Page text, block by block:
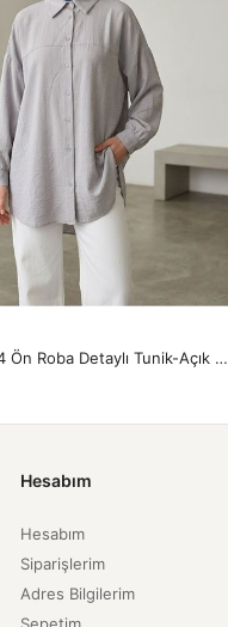
TUN05897-84 Ön Roba Detaylı Tunik-Açık Gri
Hesabım
Hesabım
Siparişlerim
Adres Bilgilerim